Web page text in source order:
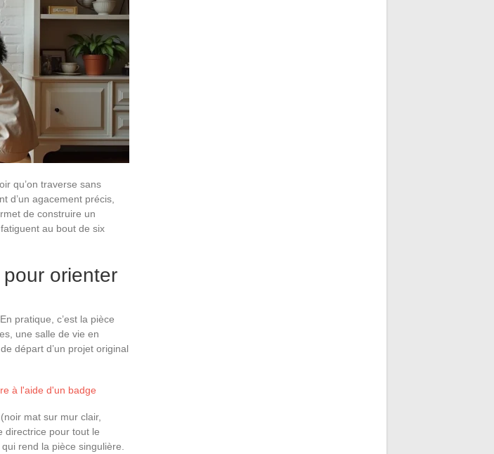
qu’on traverse sans
d’un agacement précis,
de construire un
au bout de six
orienter
pratique, c’est la pièce
une salle de vie en
départ d’un projet original
à l'aide d'un badge
mat sur mur clair,
directrice pour tout le
rend la pièce singulière.